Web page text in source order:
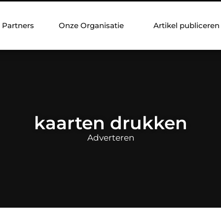
Partners Onze Organisatie Artikel publiceren
kaarten drukken
Adverteren